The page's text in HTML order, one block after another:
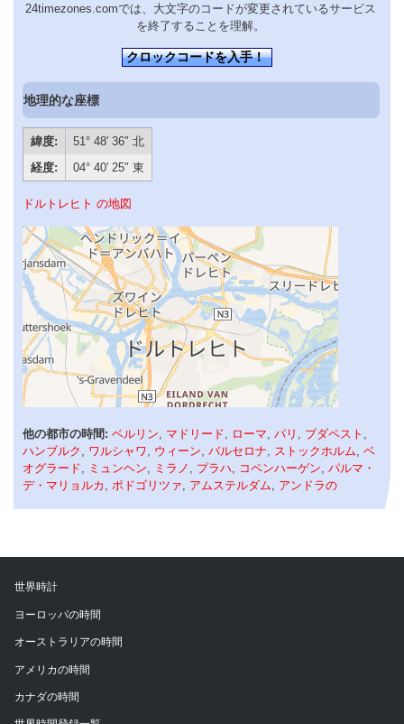
24timezones.comでは、大文字のコードが変更されているサービス
を終了することを理解。
クロックコードを入手！
地理的な座標
緯度:
51° 48′ 36″ 北
経度:
04° 40′ 25″ 東
ドルトレヒト の地図
他の都市の時間: ベルリン マドリード ローマ パリ ブダペスト
ハンブルク
ワルシャワ ウィーン バルセロナ ストックホルム ベ
オグラード
ミュンヘン ミラノ プラハ コペンハーゲン パルマ・
デ・マリョルカ
ポドゴリツァ アムステルダム アンドラの
世界時計
ヨーロッパの時間
オーストラリアの時間
アメリカの時間
カナダの時間